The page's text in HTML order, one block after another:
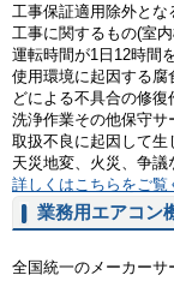
工事保証適用除外とな
工事に関するもの(室
運転時間が1日12時間
使用環境に起因する腐
どによる不具合の修復
洗浄作業その他保守サ
取扱不良に起因して
天災地変、火災、争
詳しくはこちらをご覧
業務用エアコン
全国統一のメーカーサ